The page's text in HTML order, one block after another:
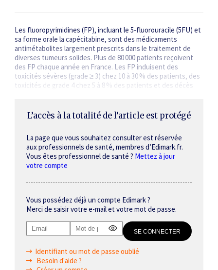
Les fluoropyrimidines (FP), incluant le 5-fluoro­uracile (5FU) et
sa forme orale la capécitabine, sont des médicaments
antimétabolites largement prescrits dans le traitement de
diverses tumeurs solides. Plus de 80 000 patients reçoivent
des FP chaque année en France. Les FP induisent des
toxicités sévères (grade ≥ 3) chez 10 à 30 % des patients, des
toxicités de grade 4 chez 5 à 8 % des patients et des décès
L’accès à la totalité de l’article est protégé
La page que vous souhaitez consulter est réservée
aux professionnels de santé, membres d’Edimark.fr.
Vous êtes professionnel de santé ? Mettez à jour
votre compte
Vous possédez déjà un compte Edimark ?
Merci de saisir votre e-mail et votre mot de passe.
Identifiant ou mot de passe oublié
Besoin d'aide ?